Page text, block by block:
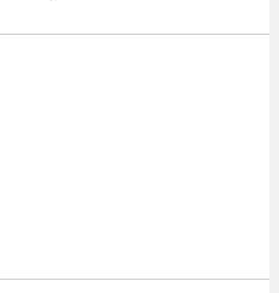
экспертный совет
«Музыка гордых».